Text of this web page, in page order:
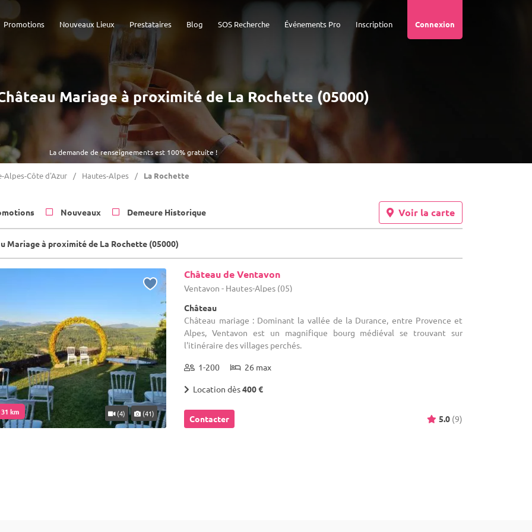
Connexion
Inscription
Événements Pro
SOS Recherche
Blog
Prestataires
Nouveaux Lieux
Promotions
La demande de renseignements est 100% gratuite !
Mariage à proximité de La Rochette (05000)
Alpes-Côte d'Azur Hautes-Alpes La Rochette
Nouveaux Demeure Historique Voir la carte
Mariage à proximité de La Rochette (05000)
km (4) (41)
Château de Ventavon
Ventavon - Hautes-Alpes (05)
Château
Château mariage : Dominant la vallée de la Durance, entre Provence et
Alpes, Ventavon est un magnifique bourg médiéval se trouvant sur
l'itinéraire des villages perchés.
1-200 26 max
Location dès400 €
Contacter 5.0 (9)